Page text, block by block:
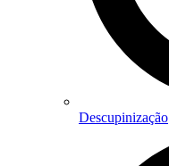
Descupinização